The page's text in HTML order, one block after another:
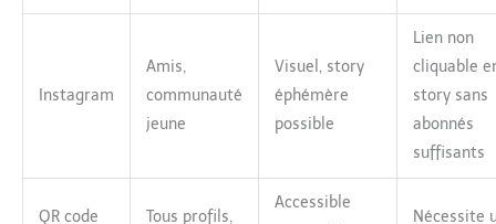
Instagram
Amis,
communauté
jeune
Visuel, story
éphémère
possible
Lien non
cliquable
story sans
abonnés
suffisants
QR code
Tous profils,
Accessible
Nécessite